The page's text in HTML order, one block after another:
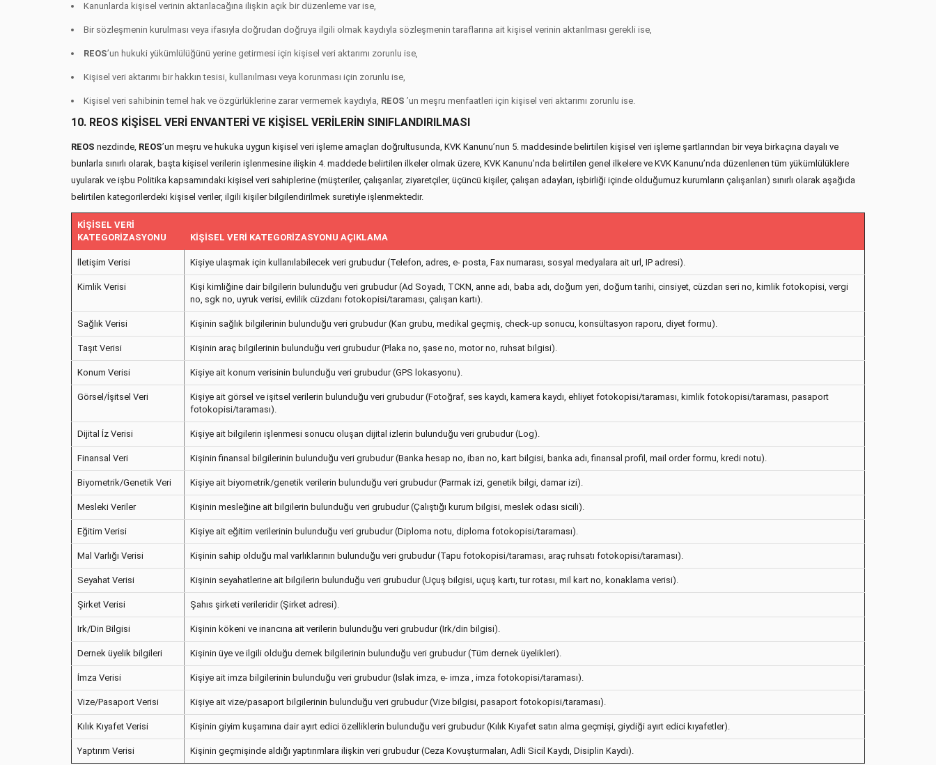
Kanunlarda kişisel verinin aktarılacağına ilişkin açık bir düzenleme var ise,
Bir sözleşmenin kurulması veya ifasıyla doğrudan doğruya ilgili olmak kaydıyla sözleşmenin taraflarına ait kişisel verinin aktarılması gerekli ise,
REOS’un hukuki yükümlülüğünü yerine getirmesi için kişisel veri aktarımı zorunlu ise,
Kişisel veri aktarımı bir hakkın tesisi, kullanılması veya korunması için zorunlu ise,
Kişisel veri sahibinin temel hak ve özgürlüklerine zarar vermemek kaydıyla, REOS ’un meşru menfaatleri için kişisel veri aktarımı zorunlu ise.
10. REOS KİŞİSEL VERİ ENVANTERİ VE KİŞİSEL VERİLERİN SINIFLANDIRILMASI
REOS nezdinde, REOS’un meşru ve hukuka uygun kişisel veri işleme amaçları doğrultusunda, KVK Kanunu’nun 5. maddesinde belirtilen kişisel veri işleme şartlarından bir veya birkaçına dayalı ve
bunlarla sınırlı olarak, başta kişisel verilerin işlenmesine ilişkin 4. maddede belirtilen ilkeler olmak üzere, KVK Kanunu’nda belirtilen genel ilkelere ve KVK Kanunu’nda düzenlenen tüm yükümlülüklere
uyularak ve işbu Politika kapsamındaki kişisel veri sahiplerine (müşteriler, çalışanlar, ziyaretçiler, üçüncü kişiler, çalışan adayları, işbirliği içinde olduğumuz kurumların çalışanları) sınırlı olarak aşağıda
belirtilen kategorilerdeki kişisel veriler, ilgili kişiler bilgilendirilmek suretiyle işlenmektedir.
KİŞİSEL VERİ
KATEGORİZASYONU
KİŞİSEL VERİ KATEGORİZASYONU AÇIKLAMA
İletişim Verisi Kişiye ulaşmak için kullanılabilecek veri grubudur (Telefon, adres, e- posta, Fax numarası, sosyal medyalara ait url, IP adresi).
Kimlik Verisi
Kişi kimliğine dair bilgilerin bulunduğu veri grubudur (Ad Soyadı, TCKN, anne adı, baba adı, doğum yeri, doğum tarihi, cinsiyet, cüzdan seri no, kimlik fotokopisi, vergi
no, sgk no, uyruk verisi, evlilik cüzdanı fotokopisi/taraması, çalışan kartı).
Sağlık Verisi Kişinin sağlık bilgilerinin bulunduğu veri grubudur (Kan grubu, medikal geçmiş, check-up sonucu, konsültasyon raporu, diyet formu).
Taşıt Verisi Kişinin araç bilgilerinin bulunduğu veri grubudur (Plaka no, şase no, motor no, ruhsat bilgisi).
Konum Verisi Kişiye ait konum verisinin bulunduğu veri grubudur (GPS lokasyonu).
Görsel/İşitsel Veri
Kişiye ait görsel ve işitsel verilerin bulunduğu veri grubudur (Fotoğraf, ses kaydı, kamera kaydı, ehliyet fotokopisi/taraması, kimlik fotokopisi/taraması, pasaport
fotokopisi/taraması).
Dijital İz Verisi Kişiye ait bilgilerin işlenmesi sonucu oluşan dijital izlerin bulunduğu veri grubudur (Log).
Finansal Veri Kişinin finansal bilgilerinin bulunduğu veri grubudur (Banka hesap no, iban no, kart bilgisi, banka adı, finansal profil, mail order formu, kredi notu).
Biyometrik/Genetik Veri Kişiye ait biyometrik/genetik verilerin bulunduğu veri grubudur (Parmak izi, genetik bilgi, damar izi).
Mesleki Veriler Kişinin mesleğine ait bilgilerin bulunduğu veri grubudur (Çalıştığı kurum bilgisi, meslek odası sicili).
Eğitim Verisi Kişiye ait eğitim verilerinin bulunduğu veri grubudur (Diploma notu, diploma fotokopisi/taraması).
Mal Varlığı Verisi Kişinin sahip olduğu mal varlıklarının bulunduğu veri grubudur (Tapu fotokopisi/taraması, araç ruhsatı fotokopisi/taraması).
Seyahat Verisi Kişinin seyahatlerine ait bilgilerin bulunduğu veri grubudur (Uçuş bilgisi, uçuş kartı, tur rotası, mil kart no, konaklama verisi).
Şirket Verisi Şahıs şirketi verileridir (Şirket adresi).
Irk/Din Bilgisi Kişinin kökeni ve inancına ait verilerin bulunduğu veri grubudur (Irk/din bilgisi).
Dernek üyelik bilgileri Kişinin üye ve ilgili olduğu dernek bilgilerinin bulunduğu veri grubudur (Tüm dernek üyelikleri).
İmza Verisi Kişiye ait imza bilgilerinin bulunduğu veri grubudur (Islak imza, e- imza , imza fotokopisi/taraması).
Vize/Pasaport Verisi Kişiye ait vize/pasaport bilgilerinin bulunduğu veri grubudur (Vize bilgisi, pasaport fotokopisi/taraması).
Kılık Kıyafet Verisi Kişinin giyim kuşamına dair ayırt edici özelliklerin bulunduğu veri grubudur (Kılık Kıyafet satın alma geçmişi, giydiği ayırt edici kıyafetler).
Yaptırım Verisi Kişinin geçmişinde aldığı yaptırımlara ilişkin veri grubudur (Ceza Kovuşturmaları, Adli Sicil Kaydı, Disiplin Kaydı).